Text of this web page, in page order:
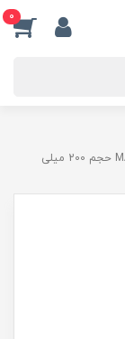
0
اسپری خوشبو کننده بدن زنانه رودیر مدل MADEMASEL حجم 200 میلی